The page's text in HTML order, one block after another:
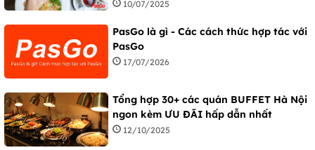
10/07/2025
PasGo là gì - Các cách thức hợp tác với
PasGo
17/07/2026
Tổng hợp 30+ các quán BUFFET Hà Nội
ngon kèm ƯU ĐÃI hấp dẫn nhất
12/10/2025